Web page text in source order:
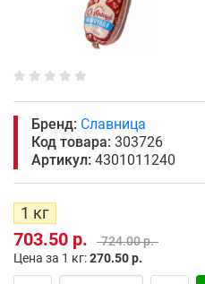
Бренд: Славница
Код товара: 303726
Артикул: 4301011240
1 кг
703.50 р.
724.00 р.
Цена за 1 кг:270.50 р.